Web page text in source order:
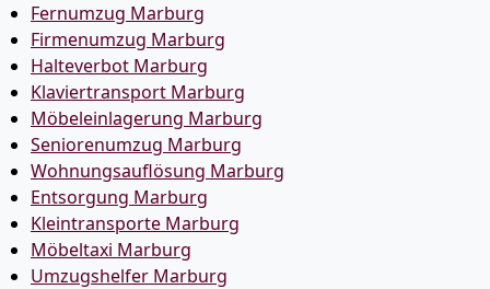
Fernumzug Marburg
Firmenumzug Marburg
Halteverbot Marburg
Klaviertransport Marburg
Möbeleinlagerung Marburg
Seniorenumzug Marburg
Wohnungsauflösung Marburg
Entsorgung Marburg
Kleintransporte Marburg
Möbeltaxi Marburg
Umzugshelfer Marburg